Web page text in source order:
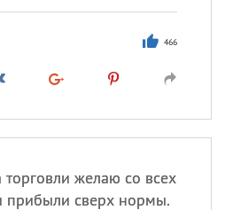
466
желаю со всех
прибыли сверх нормы.